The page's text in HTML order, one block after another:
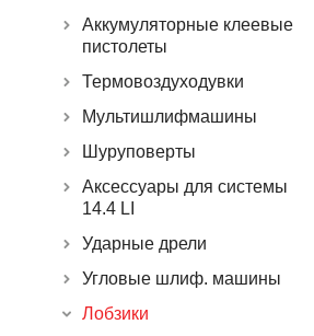
Аккумуляторные клеевые
пистолеты
Термовоздуходувки
Мультишлифмашины
Шуруповерты
Аксессуары для системы
14.4 LI
Ударные дрели
Угловые шлиф. машины
Лобзики